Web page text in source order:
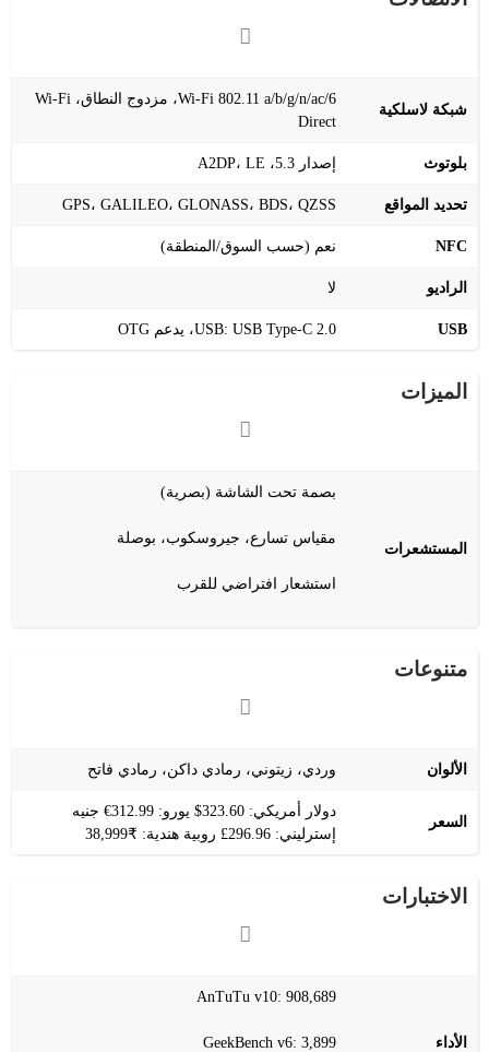
شبكة لاسلكية
Wi-Fi 802.11 a/b/g/n/ac/6، مزدوج النطاق، Wi-Fi
Direct
بلوتوث إصدار 5.3، A2DP، LE
تحديد المواقع GPS، GALILEO، GLONASS، BDS، QZSS
NFC نعم (حسب السوق/المنطقة)
الراديو لا
USB USB: USB Type-C 2.0، يدعم OTG
الميزات
المستشعرات
بصمة تحت الشاشة (بصرية)
مقياس تسارع، جيروسكوب، بوصلة
استشعار افتراضي للقرب
متنوعات
الألوان وردي، زيتوني، رمادي داكن، رمادي فاتح
السعر
دولار أمريكي: 323.60$ يورو: 312.99€ جنيه
إسترليني: 296.96£ روبية هندية: ₹38,999
الاختبارات
الأداء
AnTuTu v10: 908,689
GeekBench v6: 3,899